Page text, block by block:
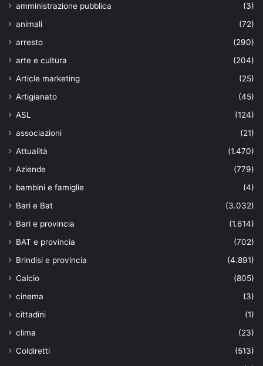
amministrazione pubblica
(3)
animali
(72)
arresto
(290)
arte e cultura
(204)
Article marketing
(25)
Artigianato
(45)
ASL
(124)
associazioni
(21)
Attualità
(1.470)
Aziende
(779)
bambini e famiglie
(4)
Bari e Bat
(3.032)
Bari e provincia
(1.614)
BAT e provincia
(702)
Brindisi e provincia
(4.891)
Calcio
(805)
cinema
(3)
cittadini
(1)
clima
(23)
Coldiretti
(513)